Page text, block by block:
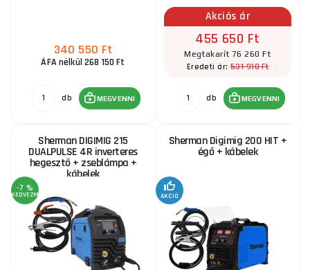
340 550 Ft
ÁFA nélkül 268 150 Ft
db MEGVENNI
Akciós ár
455 650 Ft
Megtakarít 76 260 Ft
Eredeti ár: 531 910 Ft
db MEGVENNI
Sherman DIGIMIG 215
DUALPULSE 4R inverteres
hegesztő + zseblámpa +
kábelek
-7 %
KEDVEZMÉNY
Sherman Digimig 200 HIT +
égő + kábelek
AKCIÓ